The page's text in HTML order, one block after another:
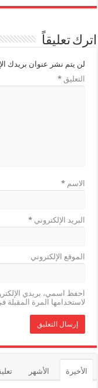
اترك تعليقاً
لن يتم نشر عنوان بريدك
التعليق*
الاسم*
البريد الإلكتروني*
الموقع الإلكتروني
احفظ اسمي، بريدي
لاستخدامها المرة المقبلة
الأخيرة الأشهر